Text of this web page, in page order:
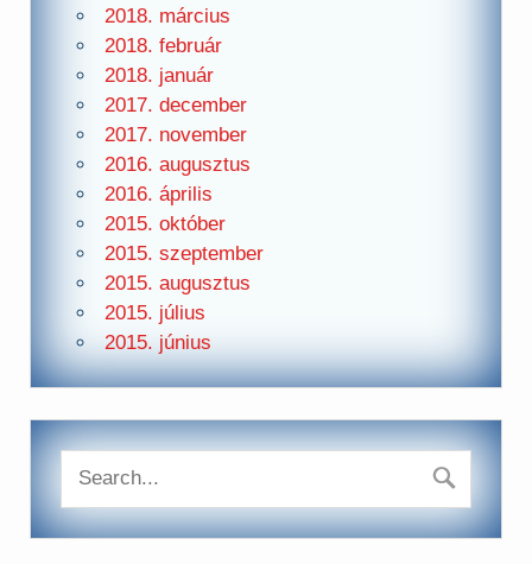
2018. március
2018. február
2018. január
2017. december
2017. november
2016. augusztus
2016. április
2015. október
2015. szeptember
2015. augusztus
2015. július
2015. június